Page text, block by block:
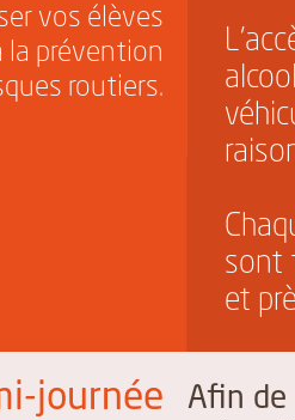
vos élèves
la prévention
routiers.
sont
et
journée
Afin de